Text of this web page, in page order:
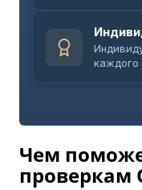
каждого
Чем
проверкам